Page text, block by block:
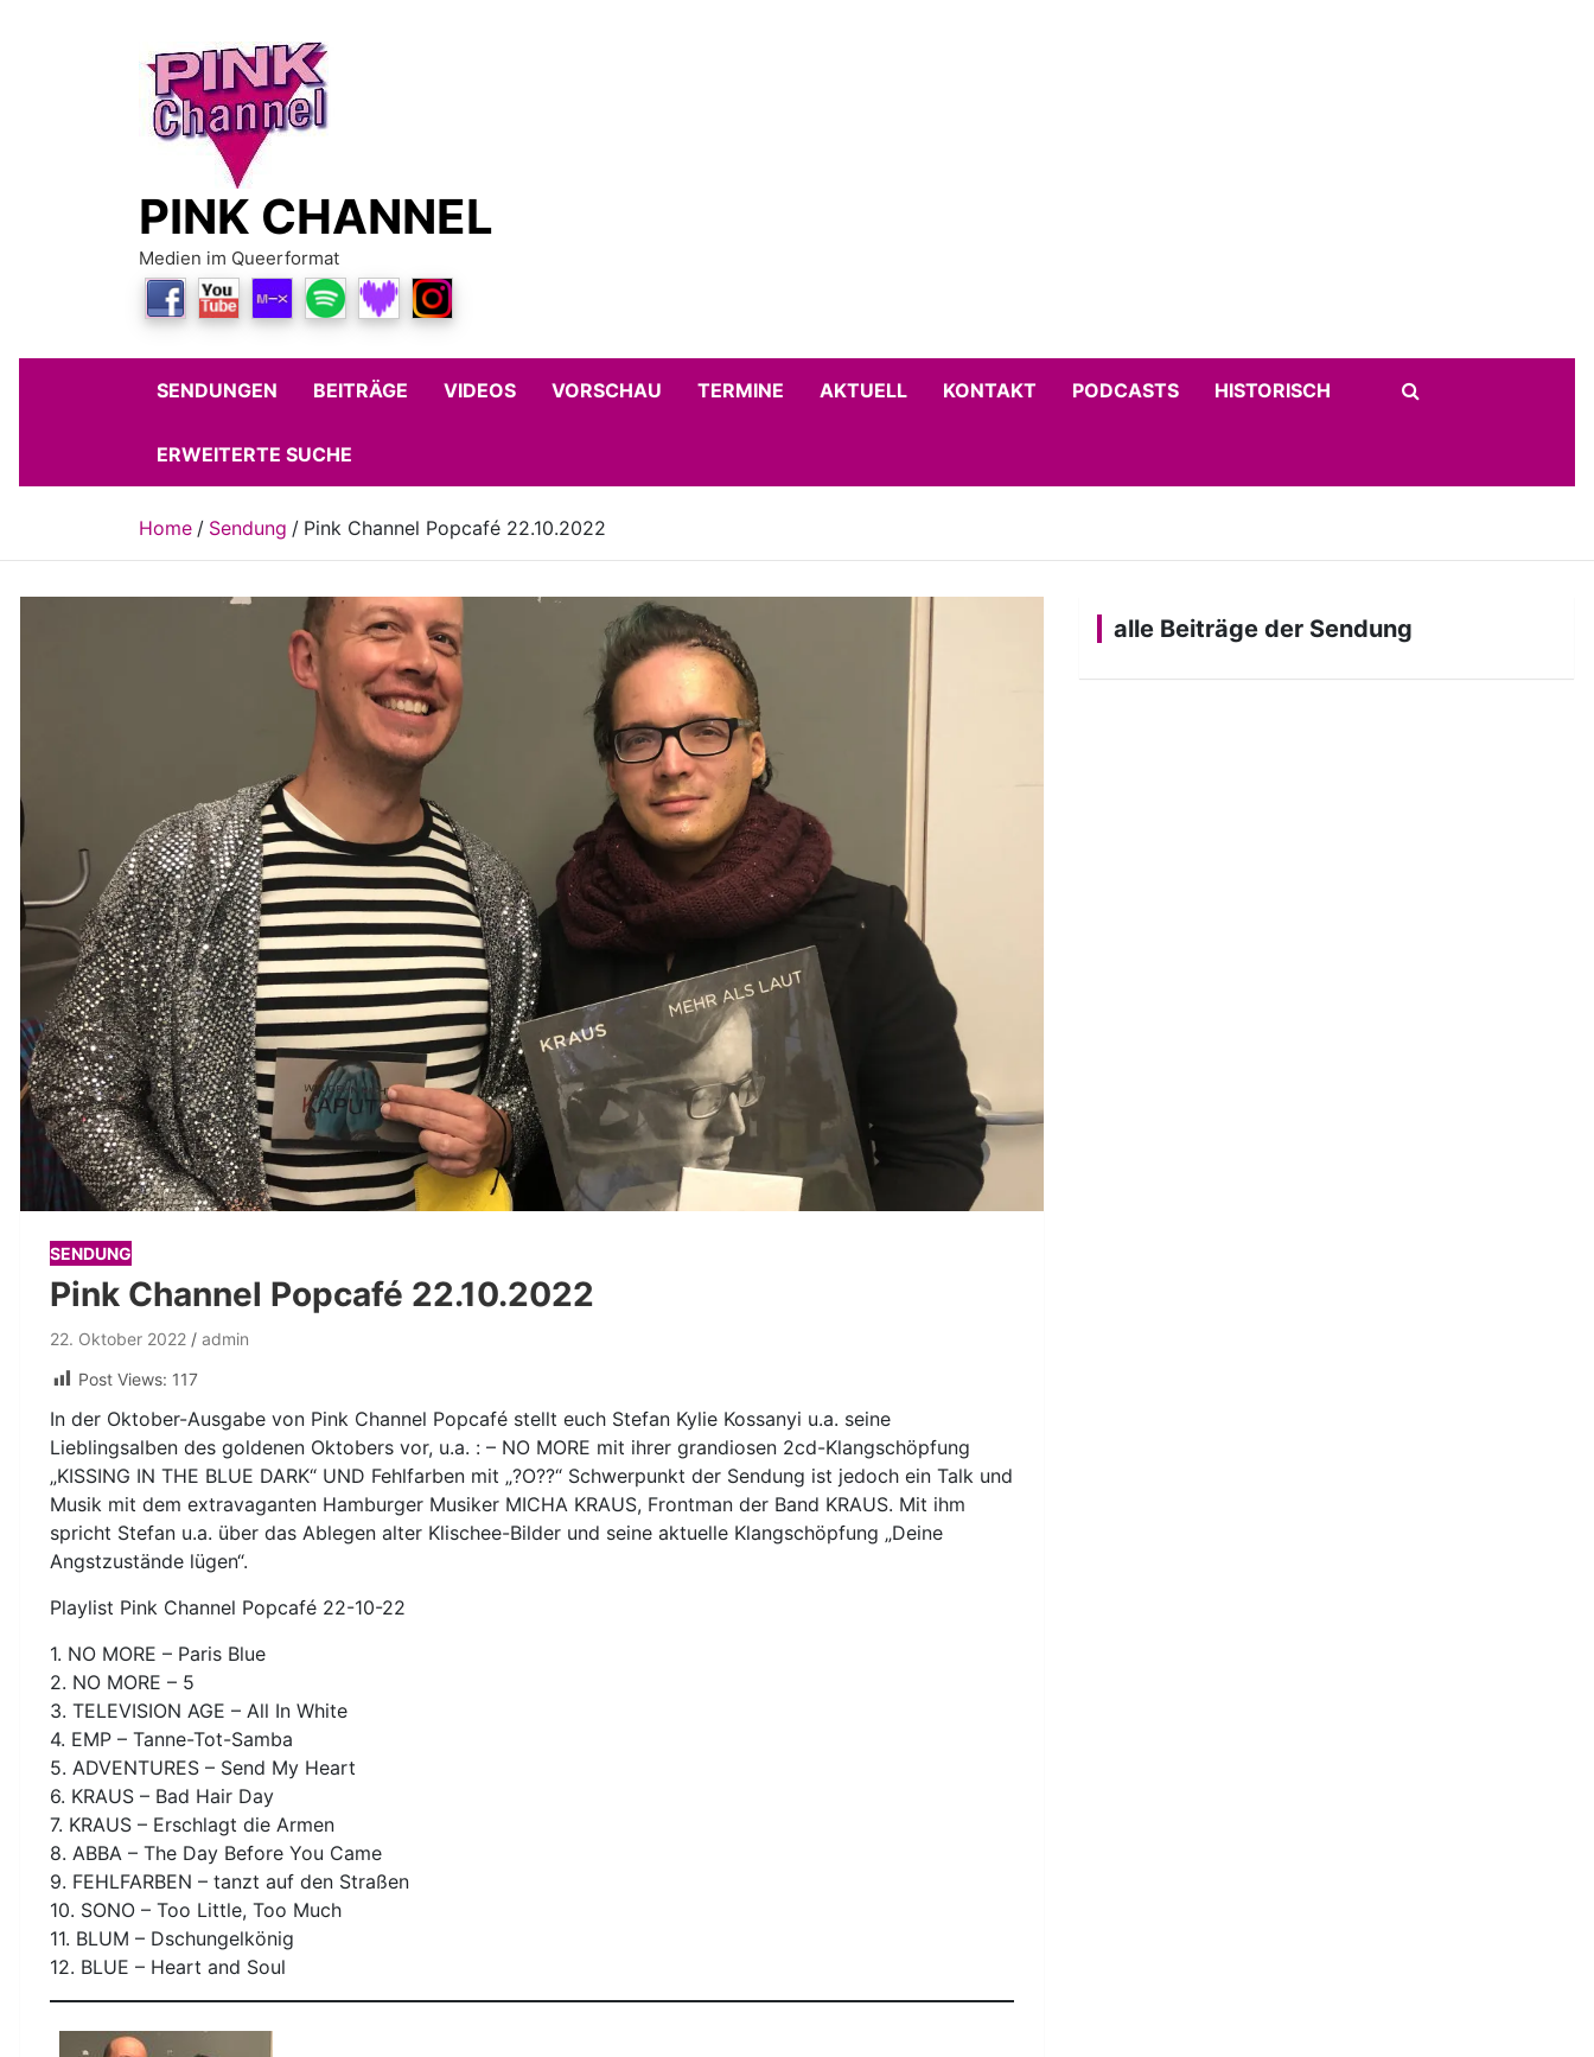
PINK CHANNEL
Medien im Queerformat
SENDUNGEN BEITRÄGE VIDEOS VORSCHAU TERMINE AKTUELL KONTAKT PODCASTS HISTORISCH
ERWEITERTE SUCHE
Home Sendung Pink Channel Popcafé 22.10.2022
SENDUNG
Pink Channel Popcafé 22.10.2022
22. Oktober 2022
admin
Post Views: 117
In der Oktober-Ausgabe von Pink Channel Popcafé stellt euch Stefan Kylie Kossanyi u.a. seine
Lieblingsalben des goldenen Oktobers vor, u.a. : – NO MORE mit ihrer grandiosen 2cd-Klangschöpfung
„KISSING IN THE BLUE DARK“ UND Fehlfarben mit „?O??“ Schwerpunkt der Sendung ist jedoch ein Talk und
Musik mit dem extravaganten Hamburger Musiker MICHA KRAUS, Frontman der Band KRAUS. Mit ihm
spricht Stefan u.a. über das Ablegen alter Klischee-Bilder und seine aktuelle Klangschöpfung „Deine
Angstzustände lügen“.
Playlist Pink Channel Popcafé 22-10-22
1. NO MORE – Paris Blue
2. NO MORE – 5
3. TELEVISION AGE – All In White
4. EMP – Tanne-Tot-Samba
5. ADVENTURES – Send My Heart
6. KRAUS – Bad Hair Day
7. KRAUS – Erschlagt die Armen
8. ABBA – The Day Before You Came
9. FEHLFARBEN – tanzt auf den Straßen
10. SONO – Too Little, Too Much
11. BLUM – Dschungelkönig
12. BLUE – Heart and Soul
alle Beiträge der Sendung